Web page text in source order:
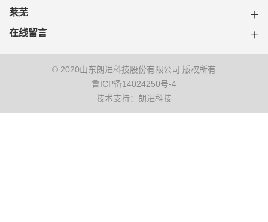
莱芜
在线留言
© 2020山东朗进科技股份有限公司 版权所有
鲁ICP备14024250号-4
技术支持：朗进科技